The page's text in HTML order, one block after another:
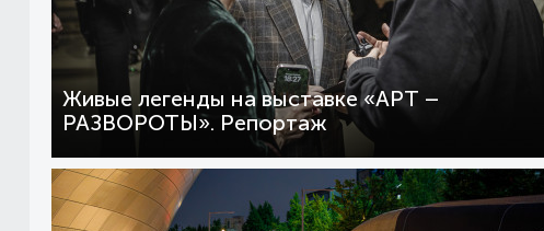
Живые легенды на выставке «АРТ –
РАЗВОРОТЫ». Репортаж